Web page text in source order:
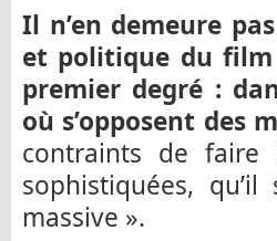
Il n’en demeure
et politique du
premier degré :
où s’opposent des
contraints de faire
sophistiquées,
massive ».